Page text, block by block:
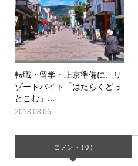
転職・留学・上京準備に、リ
ゾートバイト「はたらくどっ
とこむ」...
2018.08.06
コメント ( 0 )